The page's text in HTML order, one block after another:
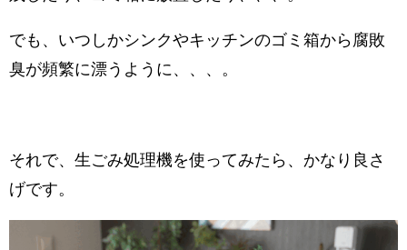
でも、いつしかシンクやキッチンのゴミ箱から腐敗
臭が頻繁に漂うように、、、。
それで、生ごみ処理機を使ってみたら、かなり良さ
げです。